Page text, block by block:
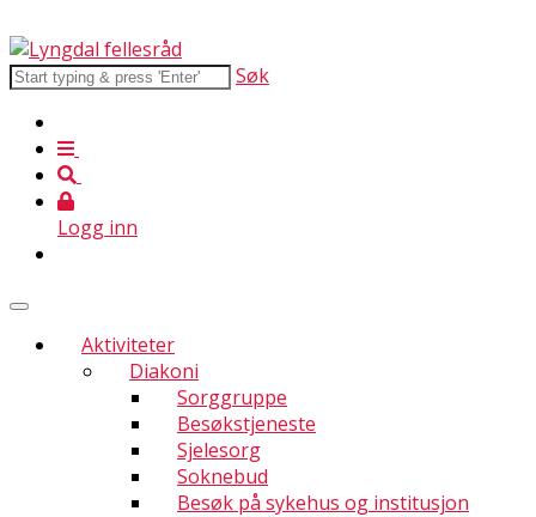
Søk
Logg inn
Aktiviteter
Diakoni
Sorggruppe
Besøkstjeneste
Sjelesorg
Soknebud
Besøk på sykehus og institusjon